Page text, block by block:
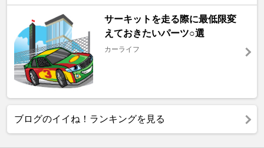
サーキットを走る際に最低限変
えておきたいパーツ○選
カーライフ
ブログのイイね！ランキングを見る